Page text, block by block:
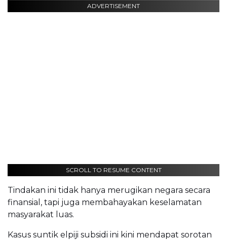
ADVERTISEMENT
SCROLL TO RESUME CONTENT
Tindakan ini tidak hanya merugikan negara secara
finansial, tapi juga membahayakan keselamatan
masyarakat luas.
Kasus suntik elpiji subsidi ini kini mendapat sorotan